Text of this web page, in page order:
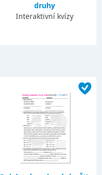
druhy
Interaktivní kvízy